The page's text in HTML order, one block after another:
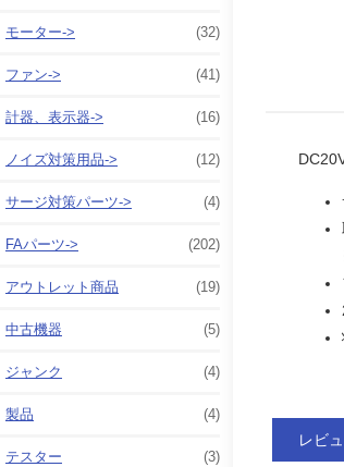
モーター-> (32)
ファン-> (41)
計器、表示器-> (16)
ノイズ対策用品-> (12)
サージ対策パーツ-> (4)
FAパーツ-> (202)
アウトレット商品 (19)
中古機器 (5)
ジャンク (4)
製品 (4)
テスター (3)
レビ